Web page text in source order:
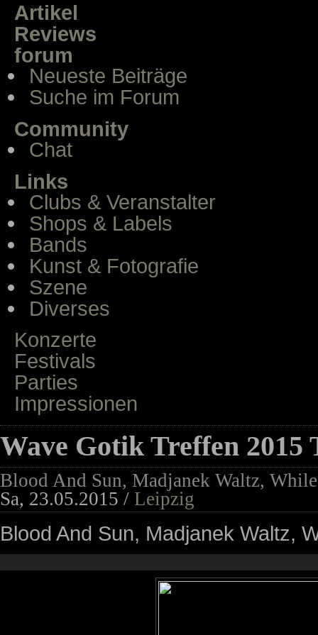
Artikel
Reviews
forum
Neueste Beiträge
Suche im Forum
Community
Chat
Links
Clubs & Veranstalter
Shops & Labels
Bands
Kunst & Fotografie
Szene
Diverses
Konzerte
Festivals
Parties
Impressionen
Wave Gotik Treffen 2015
Blood And Sun, Madjanek Waltz,
Sa, 23.05.2015 / Leipzig
Blood And Sun, Madjanek Waltz,